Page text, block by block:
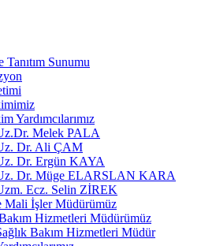
Tanıtım Sunumu
Yardımcılarımız
Melek PALA
Dr. Ali ÇAM
Dr. Ergün KAYA
Dr. Müge ELARSLAN KARA
Ecz. Selin ZİREK
Mali İşler Müdürümüz
Hizmetleri Müdürümüz
Bakım Hizmetleri Müdür